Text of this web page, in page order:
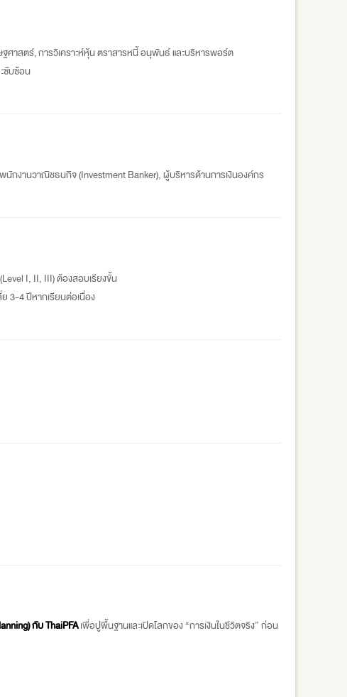
ฐศาสตร์, การวิเคราะห์หุ้น ตราสารหนี้ อนุพันธ์ และบริหารพอร์ต
ซับซ้อน
กงานวาณิชธนกิจ (Investment Banker), ผู้บริหารด้านการเงินองค์กร
I, II, III) ต้องสอบเรียงขั้น
ย 3-4 ปีหากเรียนต่อเนื่อง
กับ ThaiPFAเพื่อปูพื้นฐานและเปิดโลกของ “การเงินในชีวิตจริง” ก่อน